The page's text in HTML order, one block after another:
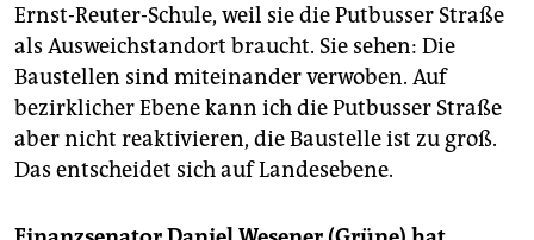
Ernst-Reuter-Schule, weil sie die Putbusser Straße
als Ausweichstandort braucht. Sie sehen: Die
Baustellen sind miteinander verwoben. Auf
bezirklicher Ebene kann ich die Putbusser Straße
aber nicht reaktivieren, die Baustelle ist zu groß.
Das entscheidet sich auf Landesebene.